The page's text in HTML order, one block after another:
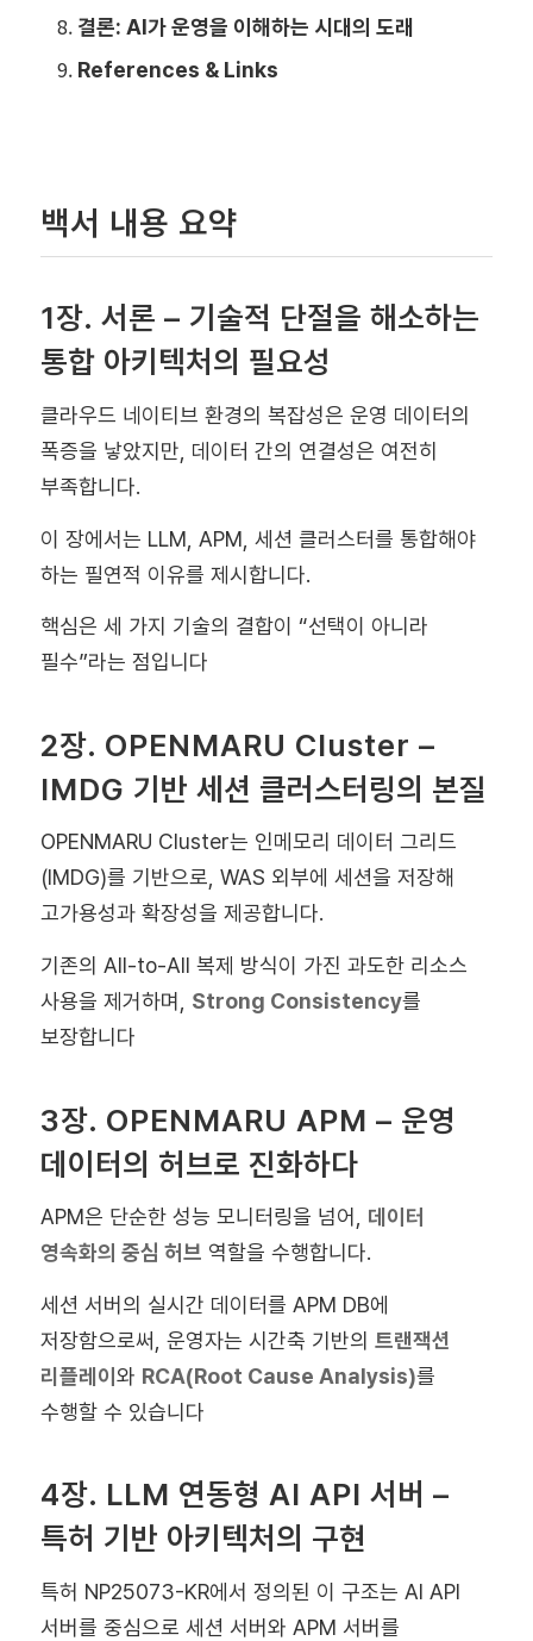
결론: AI가 운영을 이해하는 시대의 도래
References & Links
백서 내용 요약
1장. 서론 – 기술적 단절을 해소하는
통합 아키텍처의 필요성
클라우드 네이티브 환경의 복잡성은 운영 데이터의
폭증을 낳았지만, 데이터 간의 연결성은 여전히
부족합니다.
이 장에서는 LLM, APM, 세션 클러스터를 통합해야
하는 필연적 이유를 제시합니다.
핵심은 세 가지 기술의 결합이 “선택이 아니라
필수”라는 점입니다
2장. OPENMARU Cluster –
IMDG 기반 세션 클러스터링의 본질
OPENMARU Cluster는 인메모리 데이터 그리드
(IMDG)를 기반으로, WAS 외부에 세션을 저장해
고가용성과 확장성을 제공합니다.
기존의 All-to-All 복제 방식이 가진 과도한 리소스
사용을 제거하며, Strong Consistency를
보장합니다
3장. OPENMARU APM – 운영
데이터의 허브로 진화하다
APM은 단순한 성능 모니터링을 넘어, 데이터
영속화의 중심 허브 역할을 수행합니다.
세션 서버의 실시간 데이터를 APM DB에
저장함으로써, 운영자는 시간축 기반의 트랜잭션
리플레이와 RCA(Root Cause Analysis)를
수행할 수 있습니다
4장. LLM 연동형 AI API 서버 –
특허 기반 아키텍처의 구현
특허 NP25073-KR에서 정의된 이 구조는 AI API
서버를 중심으로 세션 서버와 APM 서버를